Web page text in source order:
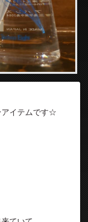
アイテムです☆